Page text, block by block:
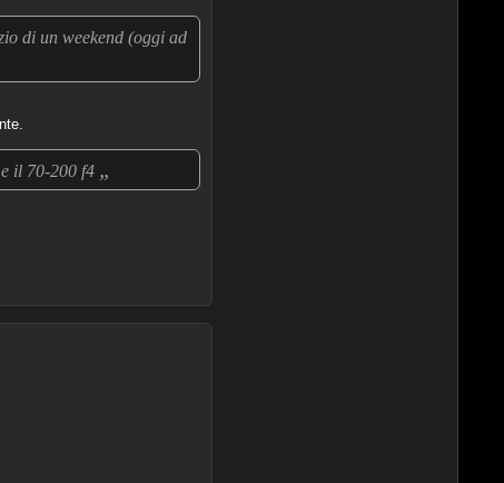
di un weekend (oggi ad
il 70-200 f4 „